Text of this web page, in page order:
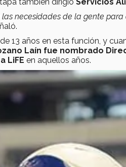
las necesidades de la gente
13 años en esta función, y
Laín fue nombrado
LiFE en aquellos años.